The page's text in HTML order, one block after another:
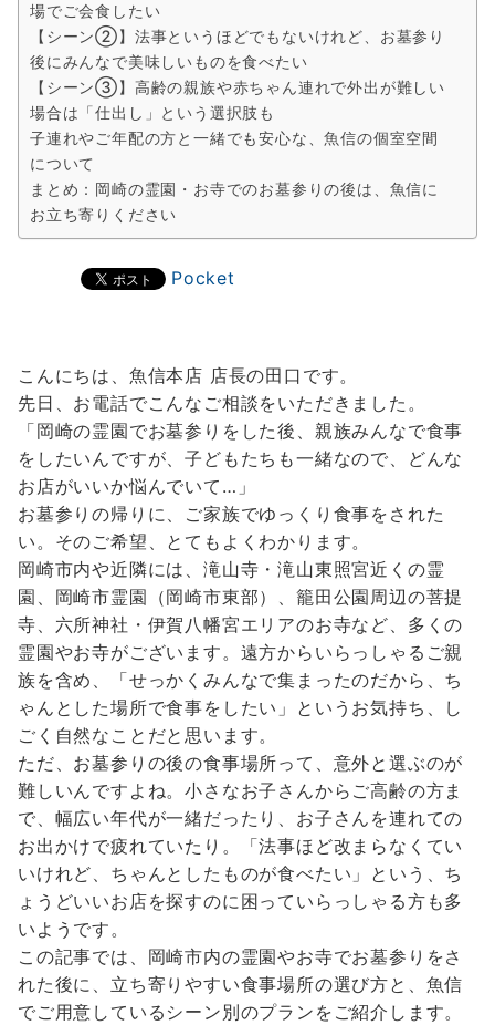
場でご会食したい
【シーン②】法事というほどでもないけれど、お墓参り
後にみんなで美味しいものを食べたい
【シーン③】高齢の親族や赤ちゃん連れで外出が難しい
場合は「仕出し」という選択肢も
子連れやご年配の方と一緒でも安心な、魚信の個室空間
について
まとめ：岡崎の霊園・お寺でのお墓参りの後は、魚信に
お立ち寄りください
Pocket
こんにちは、魚信本店 店長の田口です。
先日、お電話でこんなご相談をいただきました。
「岡崎の霊園でお墓参りをした後、親族みんなで食事
をしたいんですが、子どもたちも一緒なので、どんな
お店がいいか悩んでいて…」
お墓参りの帰りに、ご家族でゆっくり食事をされた
い。そのご希望、とてもよくわかります。
岡崎市内や近隣には、滝山寺・滝山東照宮近くの霊
園、岡崎市霊園（岡崎市東部）、籠田公園周辺の菩提
寺、六所神社・伊賀八幡宮エリアのお寺など、多くの
霊園やお寺がございます。遠方からいらっしゃるご親
族を含め、「せっかくみんなで集まったのだから、ち
ゃんとした場所で食事をしたい」というお気持ち、し
ごく自然なことだと思います。
ただ、お墓参りの後の食事場所って、意外と選ぶのが
難しいんですよね。小さなお子さんからご高齢の方ま
で、幅広い年代が一緒だったり、お子さんを連れての
お出かけで疲れていたり。「法事ほど改まらなくてい
いけれど、ちゃんとしたものが食べたい」という、ち
ょうどいいお店を探すのに困っていらっしゃる方も多
いようです。
この記事では、岡崎市内の霊園やお寺でお墓参りをさ
れた後に、立ち寄りやすい食事場所の選び方と、魚信
でご用意しているシーン別のプランをご紹介します。